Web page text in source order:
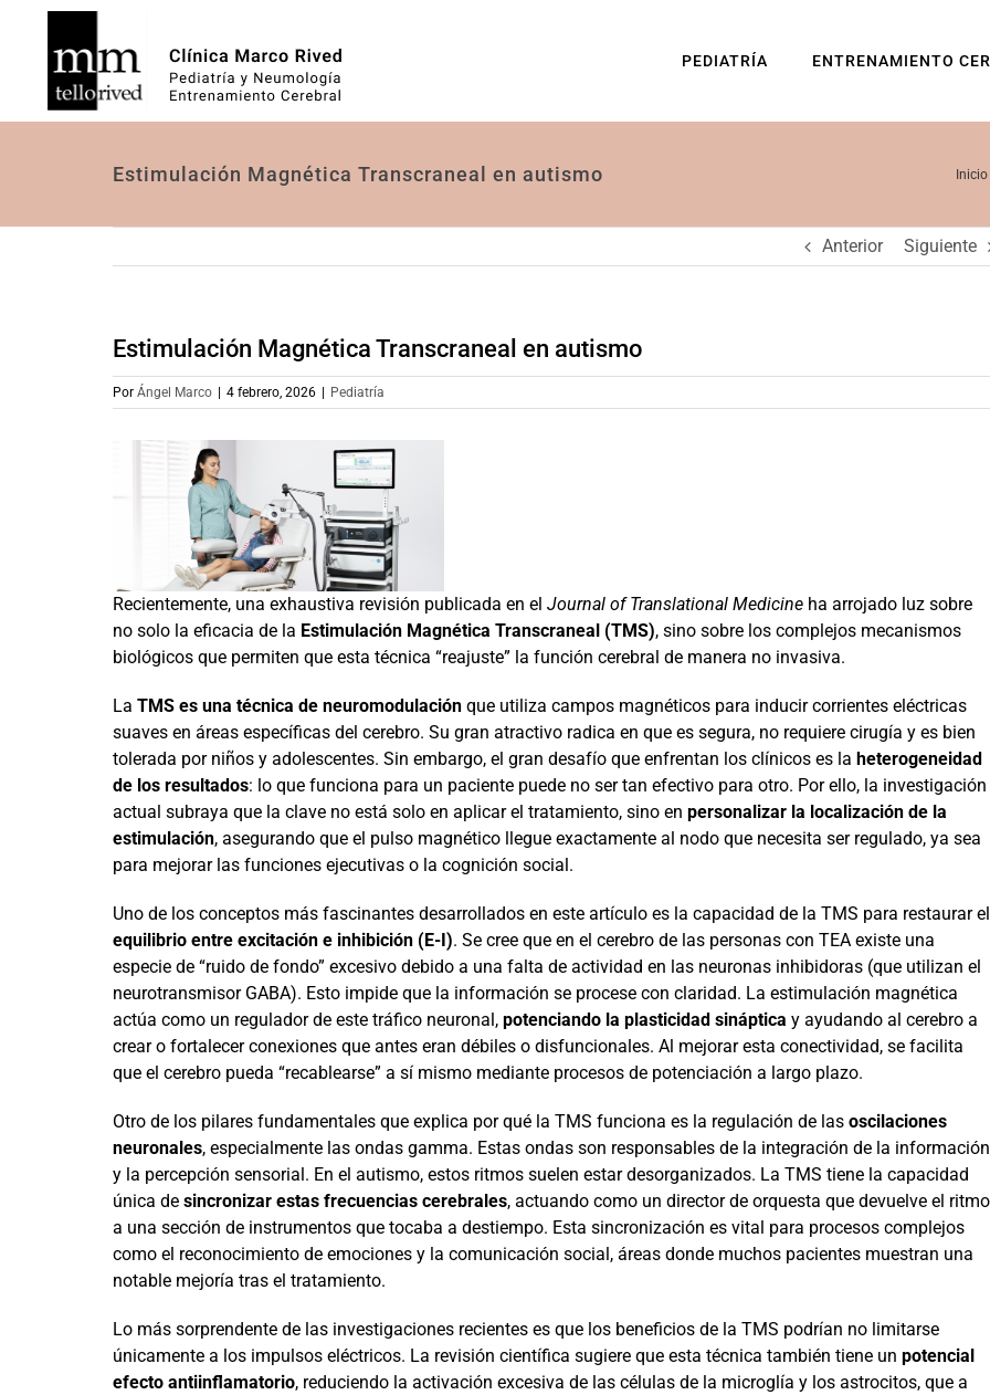
contenido
PEDIATRÍA ENTRENAMIENTO
Estimulación Magnética Transcraneal en autismo Inicio
Anterior Siguiente
Estimulación Magnética Transcraneal en autismo
Por Ángel Marco 4 febrero, 2026 Pediatría
Recientemente, una exhaustiva revisión publicada en el Journal of Translational Medicineha arrojado luz sobre
no solo la eficacia de la Estimulación Magnética Transcraneal (TMS), sino sobre los complejos mecanismos
biológicos que permiten que esta técnica “reajuste” la función cerebral de manera no invasiva.
La TMS es una técnica de neuromodulaciónque utiliza campos magnéticos para inducir corrientes eléctricas
suaves en áreas específicas del cerebro. Su gran atractivo radica en que es segura, no requiere cirugía y es bien
tolerada por niños y adolescentes. Sin embargo, el gran desafío que enfrentan los clínicos es la heterogeneidad
de los resultados: lo que funciona para un paciente puede no ser tan efectivo para otro. Por ello, la investigación
actual subraya que la clave no está solo en aplicar el tratamiento, sino en personalizar la localización de la
estimulación, asegurando que el pulso magnético llegue exactamente al nodo que necesita ser regulado, ya sea
para mejorar las funciones ejecutivas o la cognición social.
Uno de los conceptos más fascinantes desarrollados en este artículo es la capacidad de la TMS para restaurar el
equilibrio entre excitación e inhibición (E-I). Se cree que en el cerebro de las personas con TEA existe una
especie de “ruido de fondo” excesivo debido a una falta de actividad en las neuronas inhibidoras (que utilizan el
neurotransmisor GABA). Esto impide que la información se procese con claridad. La estimulación magnética
actúa como un regulador de este tráfico neuronal, potenciando la plasticidad sináptica y ayudando al cerebro a
crear o fortalecer conexiones que antes eran débiles o disfuncionales. Al mejorar esta conectividad, se facilita
que el cerebro pueda “recablearse” a sí mismo mediante procesos de potenciación a largo plazo.
Otro de los pilares fundamentales que explica por qué la TMS funciona es la regulación de las oscilaciones
neuronales, especialmente las ondas gamma. Estas ondas son responsables de la integración de la información
y la percepción sensorial. En el autismo, estos ritmos suelen estar desorganizados. La TMS tiene la capacidad
única de sincronizar estas frecuencias cerebrales, actuando como un director de orquesta que devuelve el ritmo
a una sección de instrumentos que tocaba a destiempo. Esta sincronización es vital para procesos complejos
como el reconocimiento de emociones y la comunicación social, áreas donde muchos pacientes muestran una
notable mejoría tras el tratamiento.
Lo más sorprendente de las investigaciones recientes es que los beneficios de la TMS podrían no limitarse
únicamente a los impulsos eléctricos. La revisión científica sugiere que esta técnica también tiene un potencial
efecto antiinflamatorio, reduciendo la activación excesiva de las células de la microglía y los astrocitos, que a